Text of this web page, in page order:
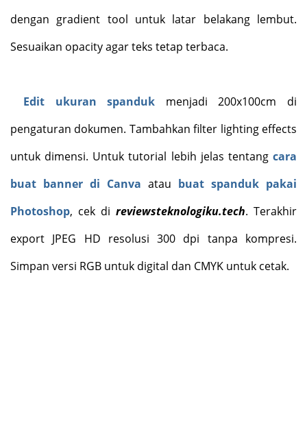
dengan gradient tool untuk latar belakang lembut.
Sesuaikan opacity agar teks tetap terbaca.
Edit ukuran spanduk menjadi 200x100cm di
pengaturan dokumen. Tambahkan filter lighting effects
untuk dimensi. Untuk tutorial lebih jelas tentang cara
buat banner di Canva atau buat spanduk pakai
Photoshop, cek di reviewsteknologiku.tech. Terakhir
export JPEG HD resolusi 300 dpi tanpa kompresi.
Simpan versi RGB untuk digital dan CMYK untuk cetak.